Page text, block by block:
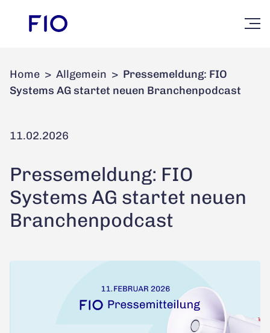
Home > Allgemein > Pressemeldung: FIO
Systems AG startet neuen Branchenpodcast
11.02.2026
Pressemeldung: FIO
Systems AG startet neuen
Branchenpodcast